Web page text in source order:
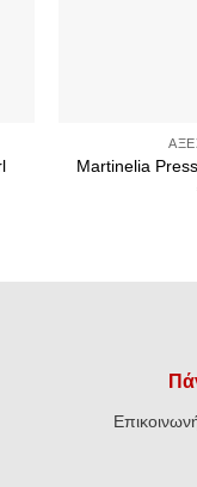
Martinelia